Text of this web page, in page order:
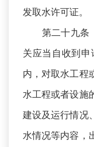
发取水许可证。
第二十九条
关应当自收到
内，对取水工程
水工程或者设施
建设及运行情况
水情况等内容，